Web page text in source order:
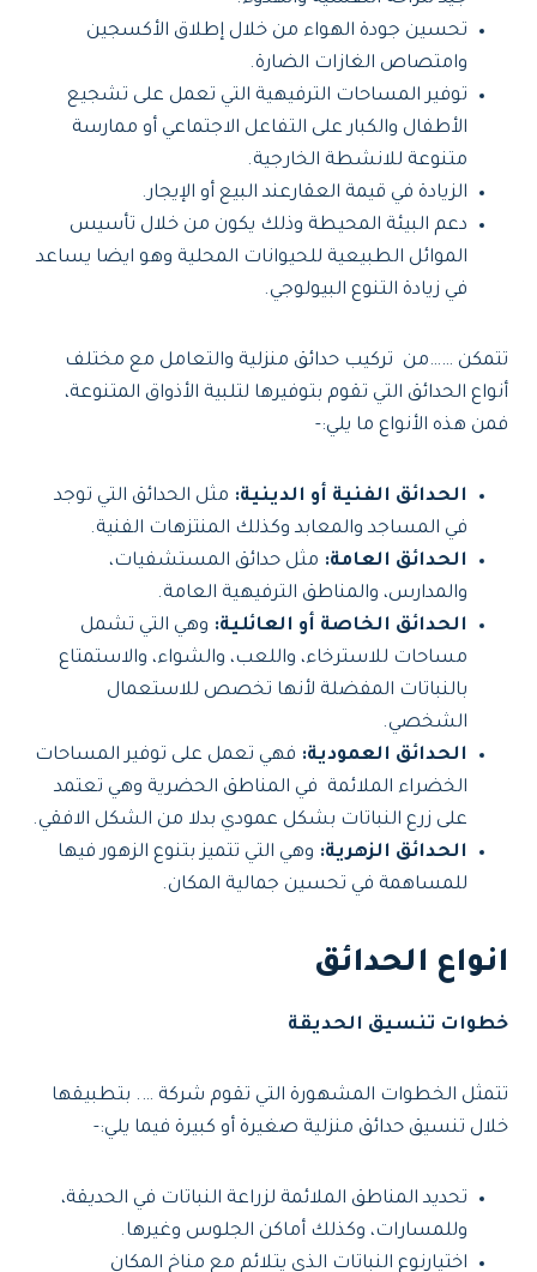
تحسين جودة الهواء من خلال إطلاق الأكسجين
وامتصاص الغازات الضارة.
توفير المساحات الترفيهية التي تعمل على تشجيع
الأطفال والكبار على التفاعل الاجتماعي أو ممارسة
متنوعة للانشطة الخارجية.
الزيادة في قيمة العقارعند البيع أو الإيجار.
دعم البيئة المحيطة وذلك يكون من خلال تأسيس
الموائل الطبيعية للحيوانات المحلية وهو ايضا يساعد
في زيادة التنوع البيولوجي.
تتمكن ……من تركيب حدائق منزلية والتعامل مع مختلف
أنواع الحدائق التي تقوم بتوفيرها لتلبية الأذواق المتنوعة،
فمن هذه الأنواع ما يلي:-
الحدائق الفنية أو الدينية: مثل الحدائق التي توجد
في المساجد والمعابد وكذلك المنتزهات الفنية.
الحدائق العامة: مثل حدائق المستشفيات،
والمدارس، والمناطق الترفيهية العامة.
الحدائق الخاصة أو العائلية: وهي التي تشمل
مساحات للاسترخاء، واللعب، والشواء، والاستمتاع
بالنباتات المفضلة لأنها تخصص للاستعمال
الشخصي.
الحدائق العمودية: فهي تعمل على توفير المساحات
الخضراء الملائمة في المناطق الحضرية وهي تعتمد
على زرع النباتات بشكل عمودي بدلا من الشكل الافقي.
الحدائق الزهرية: وهي التي تتميز بتنوع الزهور فيها
للمساهمة في تحسين جمالية المكان.
انواع الحدائق
خطوات تنسيق الحديقة
تتمثل الخطوات المشهورة التي تقوم شركة …. بتطبيقها
خلال تنسيق حدائق منزلية صغيرة أو كبيرة فيما يلي:-
تحديد المناطق الملائمة لزراعة النباتات في الحديقة،
وللمسارات، وكذلك أماكن الجلوس وغيرها.
اختيارنوع النباتات الذي يتلائم مع مناخ المكان